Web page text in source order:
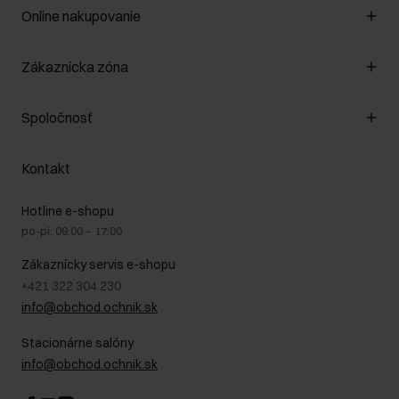
Online nakupovanie
Spravovať súbory cookie
Spôsob platby
Vrátenie
Zákaznícka zóna
Zákazníky klub
Pravidlá propagácie
Starostlivosť o kožu
Bezpečné nakupovanie
Blog
Najčastejšie kladené otázky (FAQ)
Spoločnosť
O nás
GDPR - Zásady ochrany osobných údajov
Právne informácie
Kontakt
Hotline e-shopu
po-pi: 09:00 – 17:00
Zákaznícky servis e-shopu
+421 322 304 230
info@obchod.ochnik.sk
Stacionárne salóny
info@obchod.ochnik.sk